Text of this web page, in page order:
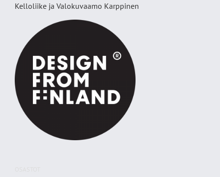
Kelloliike ja Valokuvaamo Karppinen